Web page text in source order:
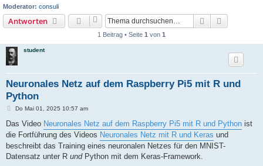
Moderator: consuli
Antworten Suche
1 Beitrag • Seite 1 von 1
student
Neuronales Netz auf dem Raspberry Pi5 mit R und
Python
B
i
r
g
Do Mai 01, 2025 10:57 am
Das Video Neuronales Netz auf dem Raspberry Pi5 mit R und Python ist
die Fortführung des Videos Neuronales Netz mit R und Keras und
beschreibt das Training eines neuronalen Netzes für den MNIST-
Datensatz unter R und Python mit dem Keras-Framework.